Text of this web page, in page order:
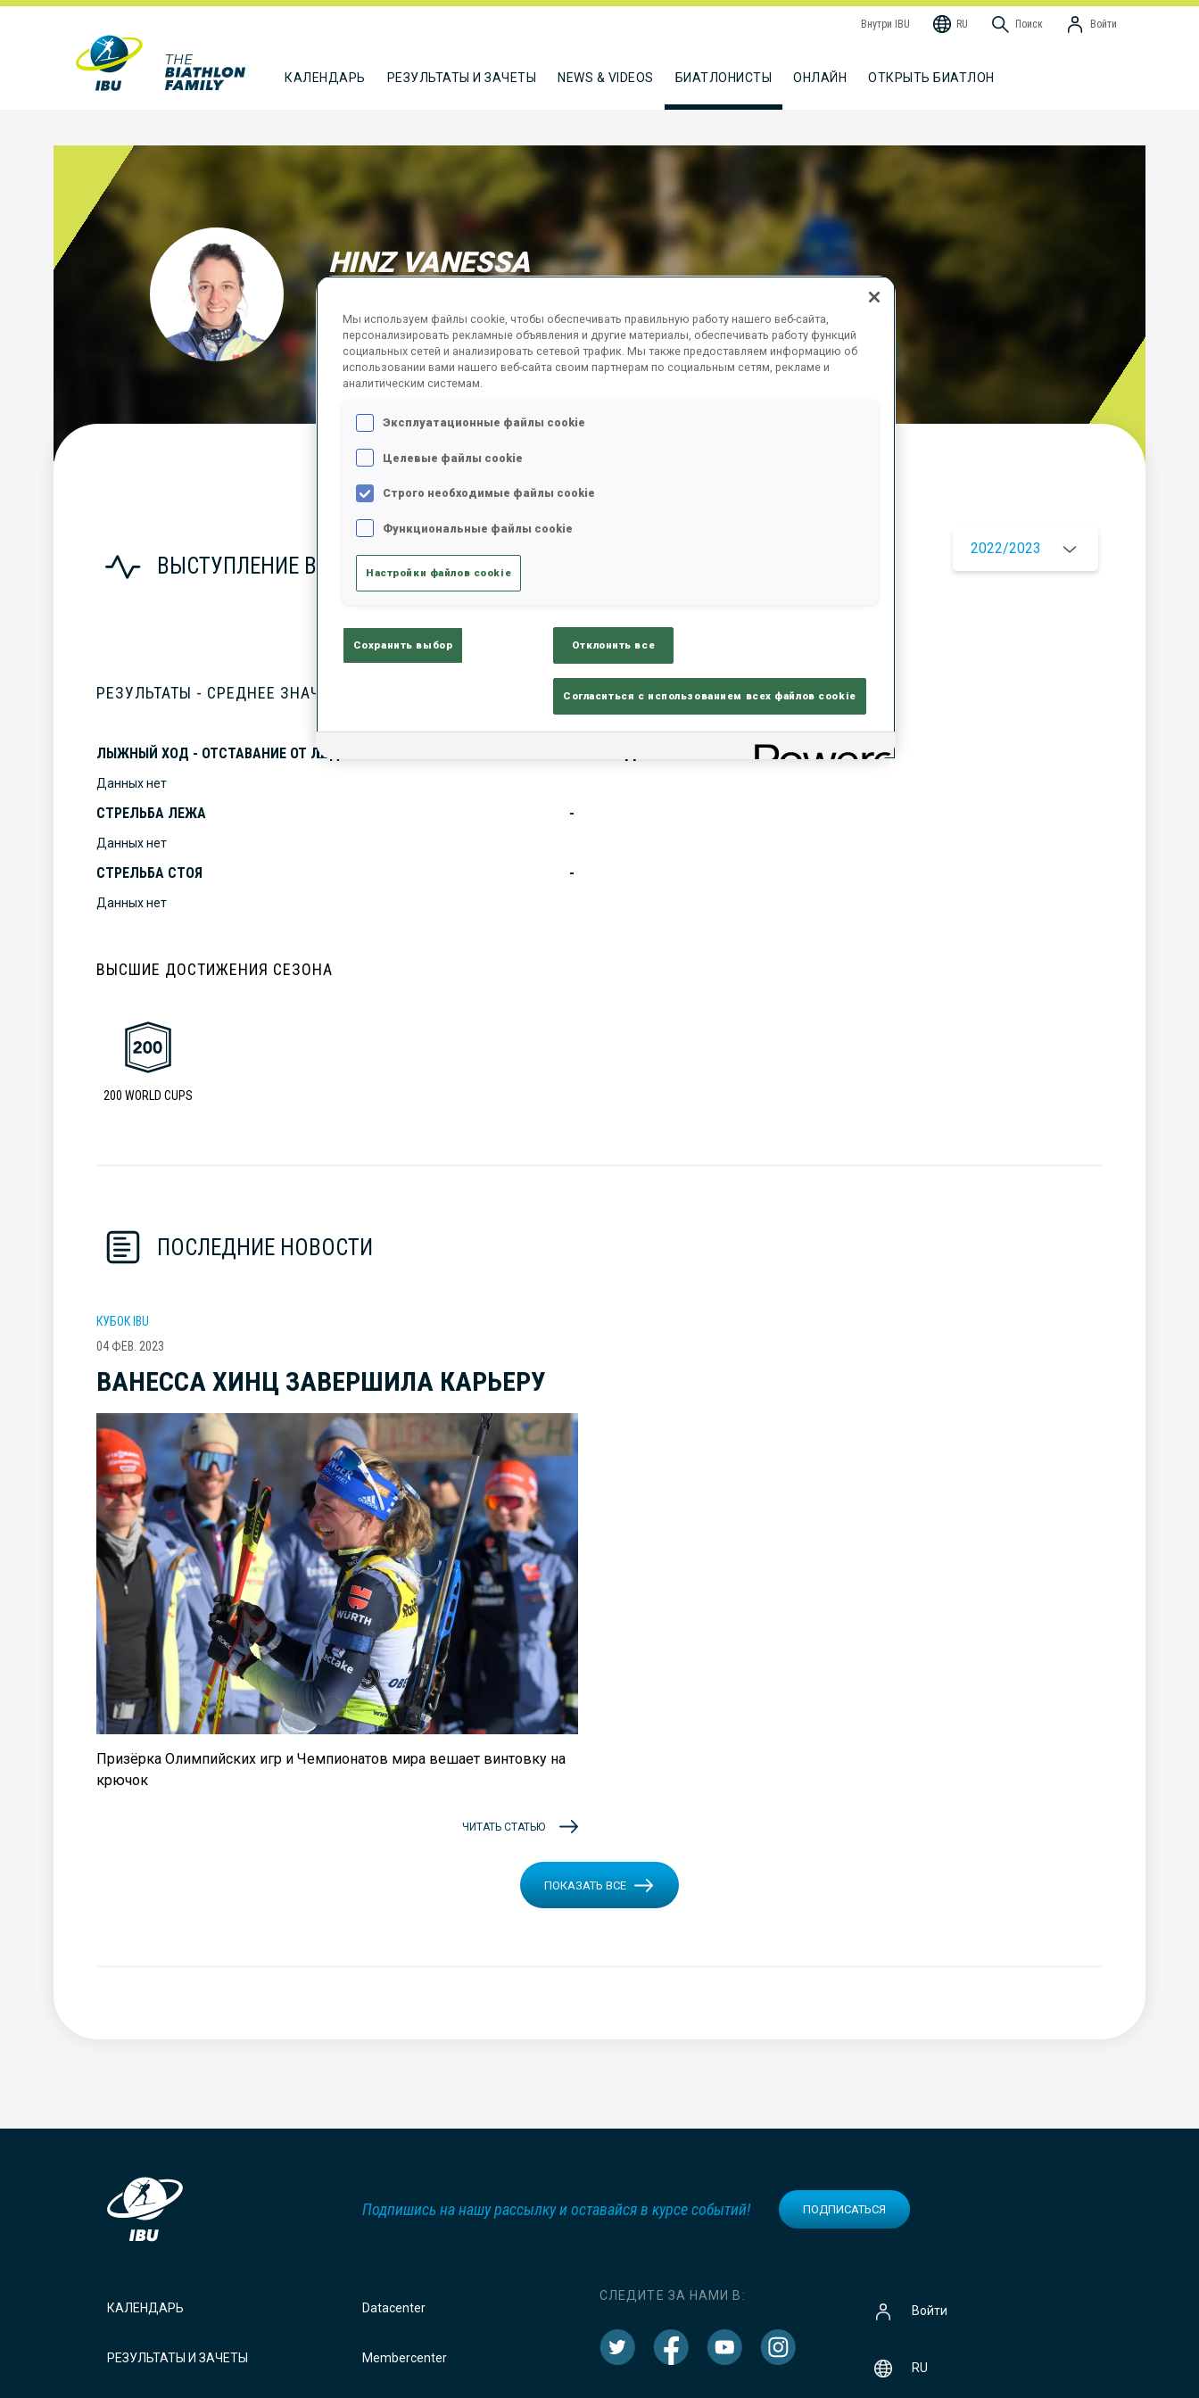
Внутри IBU RU Поиск Войти
КАЛЕНДАРЬ РЕЗУЛЬТАТЫ И ЗАЧЕТЫ NEWS & VIDEOS БИАТЛОНИСТЫ ОНЛАЙН ОТКРЫТЬ БИАТЛОН
HINZ VANESSA
ПОДПИСАТЬСЯ
ВЫСТУПЛЕНИЕ В СЕЗОНЕ
2022/2023
РЕЗУЛЬТАТЫ - СРЕДНЕЕ ЗНАЧЕНИЕ
ЛЫЖНЫЙ ХОД - ОТСТАВАНИЕ ОТ ЛИДЕРА
Данных нет
СТРЕЛЬБА ЛЕЖА -
Данных нет
СТРЕЛЬБА СТОЯ -
Данных нет
ВЫСШИЕ ДОСТИЖЕНИЯ СЕЗОНА
200 WORLD CUPS
РЕЗУЛЬТАТЫ - ТЕНДЕНЦИЯ
ПОСЛЕДНИЕ НОВОСТИ
КУБОК IBU
04 ФЕВ. 2023
ВАНЕССА ХИНЦ ЗАВЕРШИЛА КАРЬЕРУ
Призёрка Олимпийских игр и Чемпионатов мира вешает винтовку на
крючок
ЧИТАТЬ СТАТЬЮ
ПОКАЗАТЬ ВСЕ
Подпишись на нашу рассылку и оставайся в курсе событий! ПОДПИСАТЬСЯ
КАЛЕНДАРЬ
РЕЗУЛЬТАТЫ И ЗАЧЕТЫ
Datacenter
Membercenter
СЛЕДИТЕ ЗА НАМИ В:
Войти
RU
Мы используем файлы cookie, чтобы обеспечивать правильную работу нашего веб-сайта,
персонализировать рекламные объявления и другие материалы, обеспечивать работу функций
социальных сетей и анализировать сетевой трафик. Мы также предоставляем информацию об
использовании вами нашего веб-сайта своим партнерам по социальным сетям, рекламе и
аналитическим системам.
Эксплуатационные файлы cookie
Целевые файлы cookie
Строго необходимые файлы cookie
Функциональные файлы cookie
Настройки файлов cookie
Сохранить выбор Отклонить все
Согласиться с использованием всех файлов cookie